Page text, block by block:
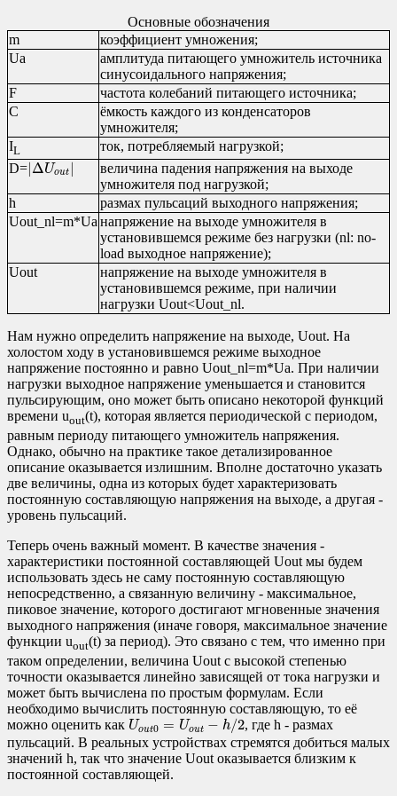
Основные обозначения
m
коэффициент умножения;
Ua
амплитуда питающего умножитель источника
синусоидального напряжения;
F
частота колебаний питающего источника;
C
ёмкость каждого из конденсаторов
умножителя;
IL
ток, потребляемый нагрузкой;
D=|ΔUout |
|ΔUout|
величина падения напряжения на выходе
умножителя под нагрузкой;
h
размах пульсаций выходного напряжения;
Uout_nl=m*Ua напряжение на выходе умножителя в
установившемся режиме без нагрузки (nl: no-
load выходное напряжение);
Uout
напряжение на выходе умножителя в
установившемся режиме, при наличии
нагрузки Uout<Uout_nl.
Нам нужно определить напряжение на выходе, Uout. На
холостом ходу в установившемся режиме выходное
напряжение постоянно и равно Uout_nl=m*Ua. При наличии
нагрузки выходное напряжение уменьшается и становится
пульсирующим, оно может быть описано некоторой функций
времени uout(t), которая является периодической с периодом,
равным периоду питающего умножитель напряжения.
Однако, обычно на практике такое детализированное
описание оказывается излишним. Вполне достаточно указать
две величины, одна из которых будет характеризовать
постоянную составляющую напряжения на выходе, а другая -
уровень пульсаций.
Теперь очень важный момент. В качестве значения -
характеристики постоянной составляющей Uout мы будем
использовать здесь не саму постоянную составляющую
непосредственно, а связанную величину - максимальное,
пиковое значение, которого достигают мгновенные значения
выходного напряжения (иначе говоря, максимальное значение
функции uout(t) за период). Это связано с тем, что именно при
таком определении, величина Uout с высокой степенью
точности оказывается линейно зависящей от тока нагрузки и
может быть вычислена по простым формулам. Если
необходимо вычислить постоянную составляющую, то её
можно оценить как Uout0 = Uout − h/2
Uout0=Uout−h/2
, где h - размах
пульсаций. В реальных устройствах стремятся добиться малых
значений h, так что значение Uout оказывается близким к
постоянной составляющей.